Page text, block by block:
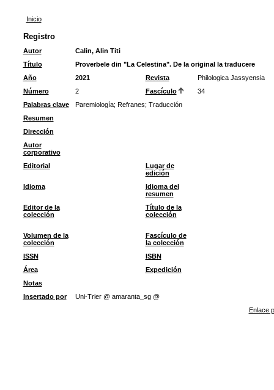
Inicio
Registro
Autor
Calin, Alin Titi
Título
Proverbele din "La Celestina". De la original la traducere
Año
2021 Revista
Philologica Jassyensia
Número
2 Fascículo
34
Palabras clave
Paremiología; Refranes; Traducción
Resumen
Dirección
Autor
corporativo
Editorial
Lugar de
edición
Idioma
Idioma del
resumen
Editor de la
colección
Título de la
colección
Volumen de la
colección
Fascículo de
la colección
ISSN
ISBN
Área
Expedición
Notas
Insertado por
Uni-Trier @ amaranta_sg @
Enlace